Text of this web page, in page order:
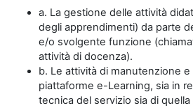
a. La gestione delle attività
degli apprendimenti) da parte
e/o svolgente funzione
attività di docenza).
b. Le attività di manutenzione
piattaforme e-Learning, sia in
tecnica del servizio sia di